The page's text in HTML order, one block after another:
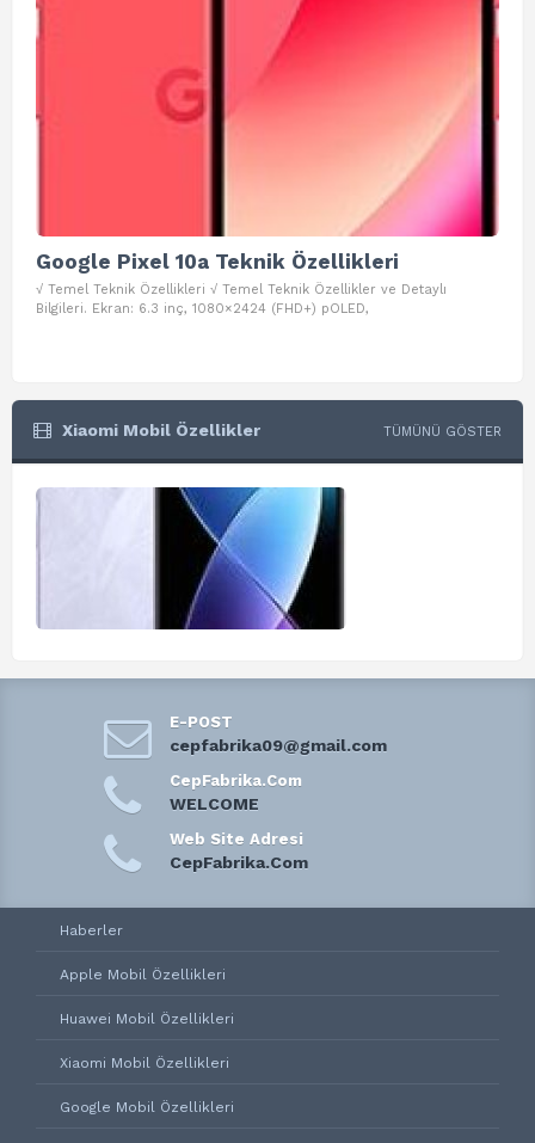
Google Pixel 10a Teknik Özellikleri
√ Temel Teknik Özellikleri √ Temel Teknik Özellikler ve Detaylı
Bilgileri. Ekran: 6.3 inç, 1080×2424 (FHD+) pOLED,
Xiaomi Mobil Özellikler TÜMÜNÜ GÖSTER
E-POST
cepfabrika09@gmail.com
CepFabrika.Com
WELCOME
Web Site Adresi
CepFabrika.Com
Haberler
Apple Mobil Özellikleri
Huawei Mobil Özellikleri
Xiaomi Mobil Özellikleri
Google Mobil Özellikleri